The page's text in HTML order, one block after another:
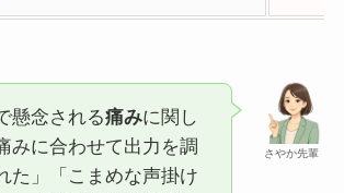
さやか先輩
懸念される痛みに関し
みに合わせて出力を調
た」「こまめな声掛け